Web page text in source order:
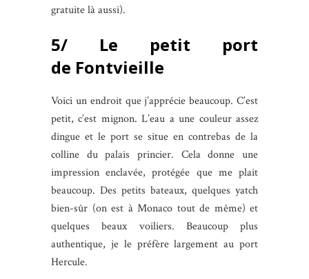
gratuite là aussi).
5/ Le petit port
de Fontvieille
Voici un endroit que j’apprécie beaucoup. C’est
petit, c’est mignon. L’eau a une couleur assez
dingue et le port se situe en contrebas de la
colline du palais princier. Cela donne une
impression enclavée, protégée que me plait
beaucoup. Des petits bateaux, quelques yatch
bien-sûr (on est à Monaco tout de même) et
quelques beaux voiliers. Beaucoup plus
authentique, je le préfère largement au port
Hercule.